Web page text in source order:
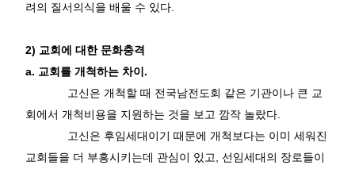
려의 질서의식을 배울 수 있다
2) 교회에 대한 문화충격
a. 교회를 개척하는 차이 .
고신은 개척할 때 전국남전도회 같은 기관이나 큰 교
회에서 개척비용을 지원하는 것을 보고 깜작 놀랐다
고신은 후임세대이기 때문에 개척보다는 이미 세워진
교회들을 더 부흥시키는데 관심이 있고
선임세대의 장로들이